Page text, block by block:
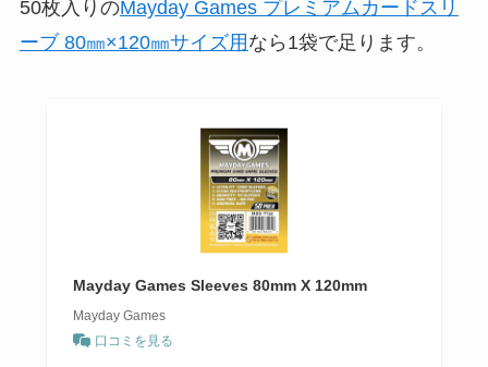
50枚入りのMayday Games プレミアムカードスリ
ーブ 80㎜×120㎜サイズ用 なら1袋で足ります。
Mayday Games Sleeves 80mm X 120mm
Mayday Games
口コミを見る